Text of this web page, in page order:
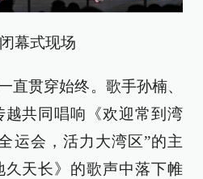
幕式现场
直贯穿始终。歌手孙楠、
共同唱响《欢迎常到湾
运会，活力大湾区”的主
天长》的歌声中落下帷